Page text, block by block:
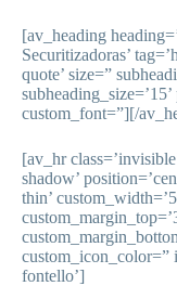
[av_heading
Securitizadoras’
quote’ size=”
custom_font=”][/
[av_hr
shadow’
thin’
custom_icon_color=”
fontello’]